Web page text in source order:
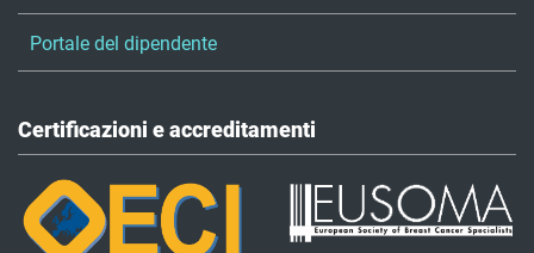
Portale del dipendente
Certificazioni e accreditamenti